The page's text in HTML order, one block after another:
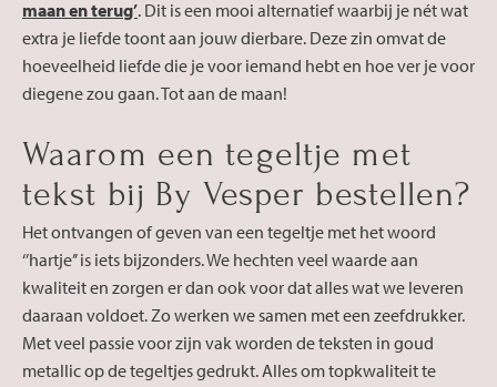
maan en terug’. Dit is een mooi alternatief waarbij je nét wat
extra je liefde toont aan jouw dierbare. Deze zin omvat de
hoeveelheid liefde die je voor iemand hebt en hoe ver je voor
diegene zou gaan. Tot aan de maan!
Waarom een tegeltje met
tekst bij By Vesper bestellen?
Het ontvangen of geven van een tegeltje met het woord
‘’hartje’’ is iets bijzonders. We hechten veel waarde aan
kwaliteit en zorgen er dan ook voor dat alles wat we leveren
daaraan voldoet. Zo werken we samen met een zeefdrukker.
Met veel passie voor zijn vak worden de teksten in goud
metallic op de tegeltjes gedrukt. Alles om topkwaliteit te